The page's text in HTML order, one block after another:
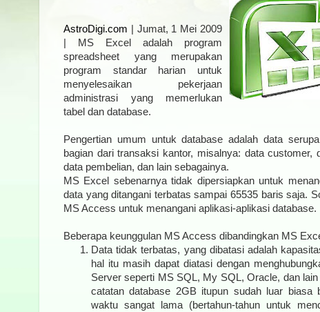
AstroDigi.com | Jumat, 1 Mei 2009
| MS Excel adalah program
spreadsheet yang merupakan
program standar harian untuk
menyelesaikan pekerjaan
administrasi yang memerlukan
tabel dan database.
Pengertian umum untuk database adalah data
bagian dari transaksi kantor, misalnya: data customer,
data pembelian, dan lain sebagainya.
MS Excel sebenarnya tidak dipersiapkan untuk
data yang ditangani terbatas sampai 65535 baris saja.
MS Access untuk menangani aplikasi-aplikasi database.
Beberapa keunggulan MS Access dibandingkan MS
Data tidak terbatas, yang dibatasi adalah
hal itu masih dapat diatasi dengan
Server seperti MS SQL, My SQL, Oracle, dan
catatan database 2GB itupun sudah luar biasa
waktu sangat lama (bertahun-tahun untuk